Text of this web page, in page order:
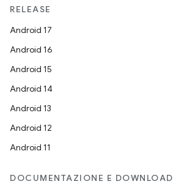
RELEASE
Android 17
Android 16
Android 15
Android 14
Android 13
Android 12
Android 11
DOCUMENTAZIONE E DOWNLOAD